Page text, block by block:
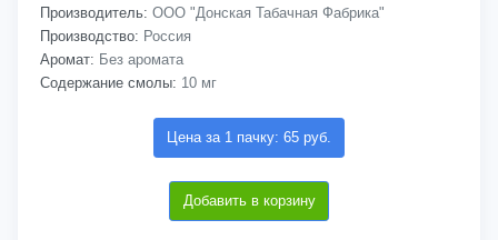
Производитель: ООО "Донская Табачная Фабрика"
Производство: Россия
Аромат: Без аромата
Содержание смолы: 10 мг
Цена за 1 пачку: 65 руб.
Добавить в корзину